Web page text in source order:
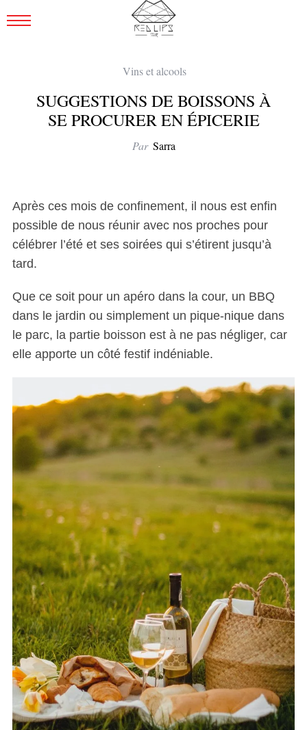
Vins et alcools
SUGGESTIONS DE BOISSONS À
SE PROCURER EN ÉPICERIE
Par Sarra
Après ces mois de confinement, il nous est enfin
possible de nous réunir avec nos proches pour
célébrer l’été et ses soirées qui s’étirent jusqu’à
tard.
Que ce soit pour un apéro dans la cour, un BBQ
dans le jardin ou simplement un pique-nique dans
le parc, la partie boisson est à ne pas négliger, car
elle apporte un côté festif indéniable.